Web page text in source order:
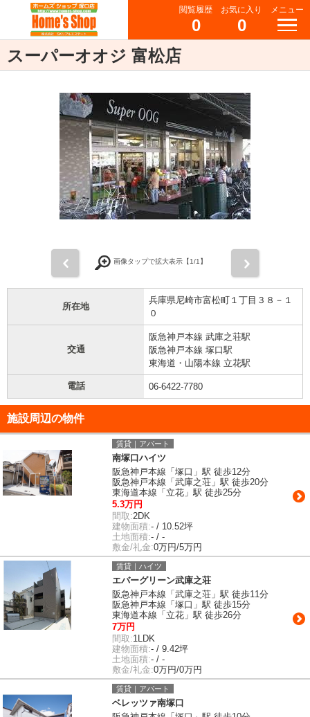
閲覧履歴
0
お気に入り
0
メニュー
スーパーオオジ 富松店
画像タップで拡大表示【1/1】
所在地
兵庫県尼崎市富松町１丁目３８－１
０
交通
阪急神戸本線 武庫之荘駅
阪急神戸本線 塚口駅
東海道・山陽本線 立花駅
電話 06-6422-7780
施設周辺の物件
賃貸｜アパート
南塚口ハイツ
阪急神戸本線「塚口」駅 徒歩12分
阪急神戸本線「武庫之荘」駅 徒歩20分
東海道本線「立花」駅 徒歩25分
5.3万円
間取:2DK
建物面積:- / 10.52坪
土地面積:- / -
敷金/礼金:0万円/5万円
賃貸｜ハイツ
エバーグリーン武庫之荘
阪急神戸本線「武庫之荘」駅 徒歩11分
阪急神戸本線「塚口」駅 徒歩15分
東海道本線「立花」駅 徒歩26分
7万円
間取:1LDK
建物面積:- / 9.42坪
土地面積:- / -
敷金/礼金:0万円/0万円
賃貸｜アパート
ベレッツァ南塚口